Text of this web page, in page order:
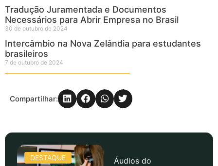
Tradução Juramentada e Documentos
Necessários para Abrir Empresa no Brasil
30 de outubro de 2024
Intercâmbio na Nova Zelândia para estudantes
brasileiros
7 de outubro de 2024
Compartilhar:
DESTAQUE
Áudios do